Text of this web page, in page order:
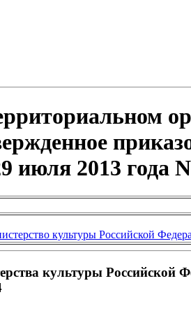
июля 2013 года
культуры Российской
культуры Российской